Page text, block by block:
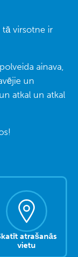
tā virsotne ir
ainava,
un
atkal un atkal
atrašanās
vietu